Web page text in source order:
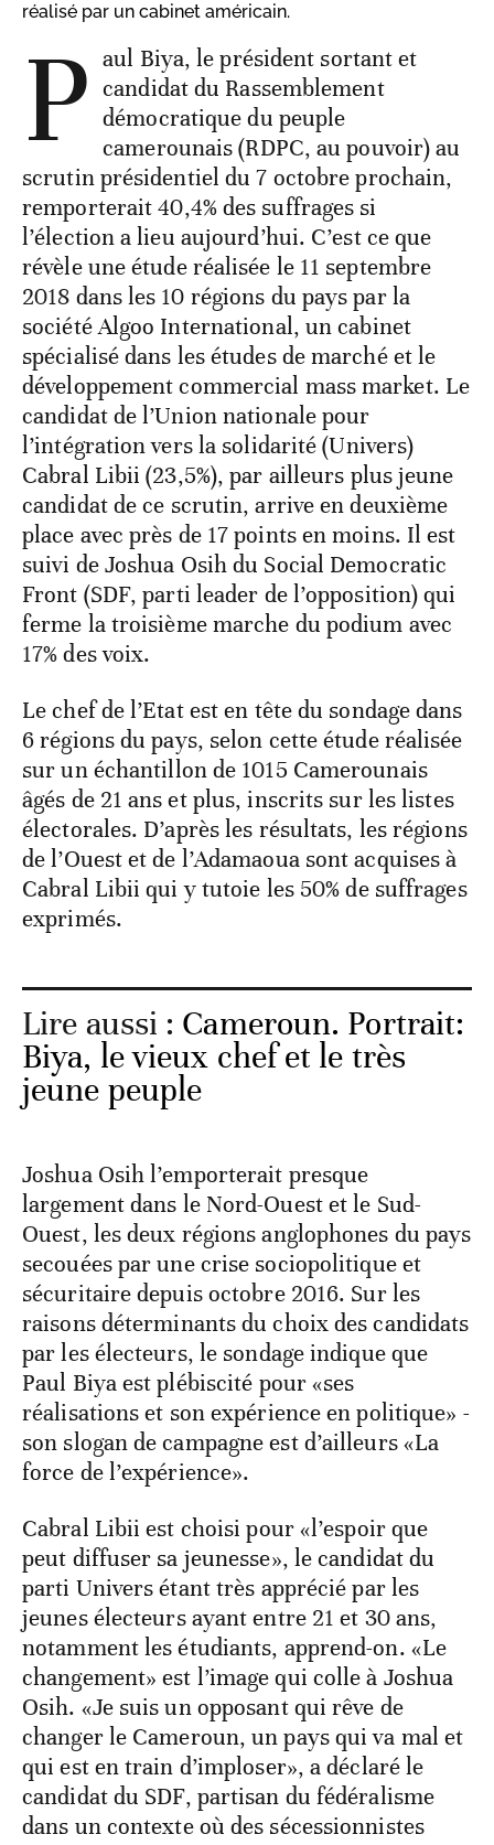
réalisé par un cabinet américain.
P aul Biya, le président sortant et
candidat du Rassemblement
démocratique du peuple
camerounais (RDPC, au pouvoir) au
scrutin présidentiel du 7 octobre prochain,
remporterait 40,4% des suffrages si
l’élection a lieu aujourd’hui. C’est ce que
révèle une étude réalisée le 11 septembre
2018 dans les 10 régions du pays par la
société Algoo International, un cabinet
spécialisé dans les études de marché et le
développement commercial mass market. Le
candidat de l’Union nationale pour
l’intégration vers la solidarité (Univers)
Cabral Libii (23,5%), par ailleurs plus jeune
candidat de ce scrutin, arrive en deuxième
place avec près de 17 points en moins. Il est
suivi de Joshua Osih du Social Democratic
Front (SDF, parti leader de l’opposition) qui
ferme la troisième marche du podium avec
17% des voix.
Le chef de l’Etat est en tête du sondage dans
6 régions du pays, selon cette étude réalisée
sur un échantillon de 1015 Camerounais
âgés de 21 ans et plus, inscrits sur les listes
électorales. D’après les résultats, les régions
de l’Ouest et de l’Adamaoua sont acquises à
Cabral Libii qui y tutoie les 50% de suffrages
exprimés.
Lire aussi : Cameroun. Portrait:
Biya, le vieux chef et le très
jeune peuple
Joshua Osih l’emporterait presque
largement dans le Nord-Ouest et le Sud-
Ouest, les deux régions anglophones du pays
secouées par une crise sociopolitique et
sécuritaire depuis octobre 2016. Sur les
raisons déterminants du choix des candidats
par les électeurs, le sondage indique que
Paul Biya est plébiscité pour «ses
réalisations et son expérience en politique» -
son slogan de campagne est d’ailleurs «La
force de l’expérience».
Cabral Libii est choisi pour «l’espoir que
peut diffuser sa jeunesse», le candidat du
parti Univers étant très apprécié par les
jeunes électeurs ayant entre 21 et 30 ans,
notamment les étudiants, apprend-on. «Le
changement» est l’image qui colle à Joshua
Osih. «Je suis un opposant qui rêve de
changer le Cameroun, un pays qui va mal et
qui est en train d’imploser», a déclaré le
candidat du SDF, partisan du fédéralisme
dans un contexte où des sécessionnistes